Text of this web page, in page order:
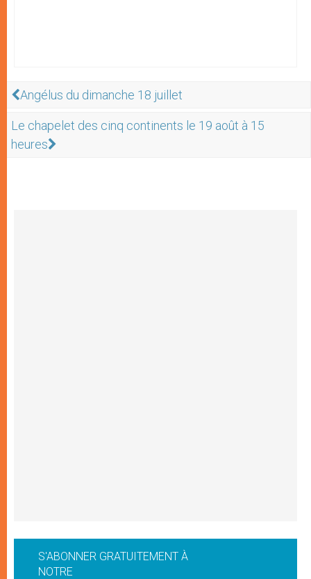
Angélus du dimanche 18 juillet
Le chapelet des cinq continents le 19 août à 15
heures
S'ABONNER GRATUITEMENT À
NOTRE